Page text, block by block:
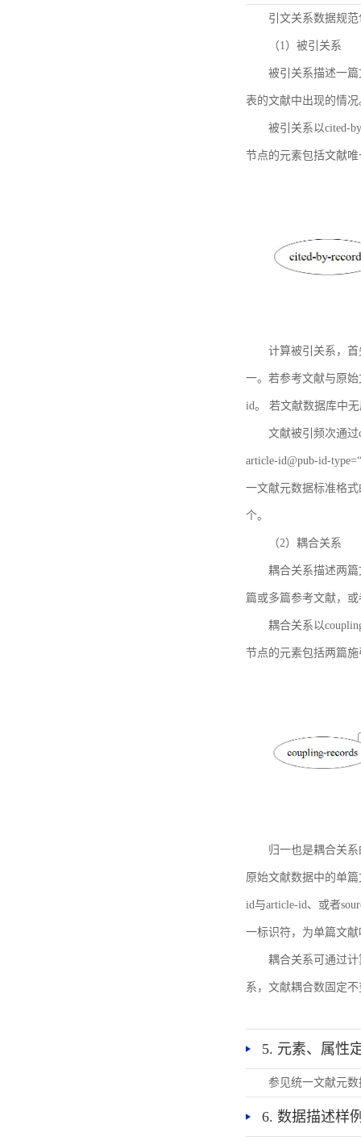
引文关系数据规
（1）被引关系
被引关系描述一
表的文献中出现的情况
被引关系以cited-
节点的元素包括文献
计算被引关系，
一。若参考文献与原
id。 若文献数据库中
文献被引频次通
article-id@pub-id-
一文献元数据标准格
个。
（2）耦合关系
耦合关系描述两
篇或多篇参考文献，
耦合关系以
节点的元素包括两篇
归一也是耦合关
原始文献数据中的单篇
id与article-id、或者
一标识符，为单篇文
耦合关系可通过
系，文献耦合数固定不
5. 元素、属性
参见统一文献元
6. 数据描述样